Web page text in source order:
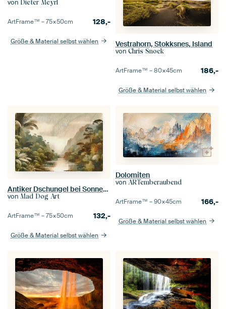
von Dieter Meyrl
ArtFrame™ –75×50cm 128,-
Größe & Material selbst wählen Vestrahorn, Stokksnes, Island
von Chris Snoek
ArtFrame™ –80×45cm 186,-
Größe & Material selbst wählen
Antiker Dschungel bei Sonnenaufgang
von Mad Dog Art
ArtFrame™ –75×50cm 132,-
Größe & Material selbst wählen
Dolomiten
von ARTemberaubend
ArtFrame™ –90×45cm 166,-
Größe & Material selbst wählen